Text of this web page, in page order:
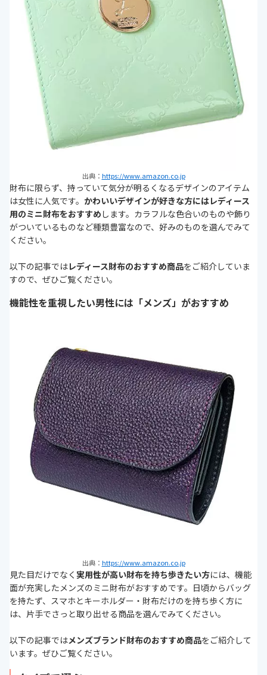
出典： https://www.amazon.co.jp
財布に限らず、持っていて気分が明るくなるデザインのアイテム
は女性に人気です。 かわいいデザインが好きな方にはレディース
用のミニ財布をおすすめ します。カラフルな色合いのものや飾り
がついているものなど種類豊富なので、好みのものを選んでみて
ください。
以下の記事ではレディース財布のおすすめ商品をご紹介していま
すので、ぜひご覧ください。
機能性を重視したい男性には「メンズ」がおすすめ
出典： https://www.amazon.co.jp
見た目だけでなく 実用性が高い財布を持ち歩きたい方には、機能
面が充実したメンズのミニ財布がおすすめです。日頃からバッグ
を持たず、スマホとキーホルダー・財布だけのを持ち歩く方に
は、片手でさっと取り出せる商品を選んでみてください。
以下の記事ではメンズブランド財布のおすすめ商品をご紹介して
います。ぜひご覧ください。